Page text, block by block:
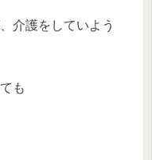
介護をしていよう
も